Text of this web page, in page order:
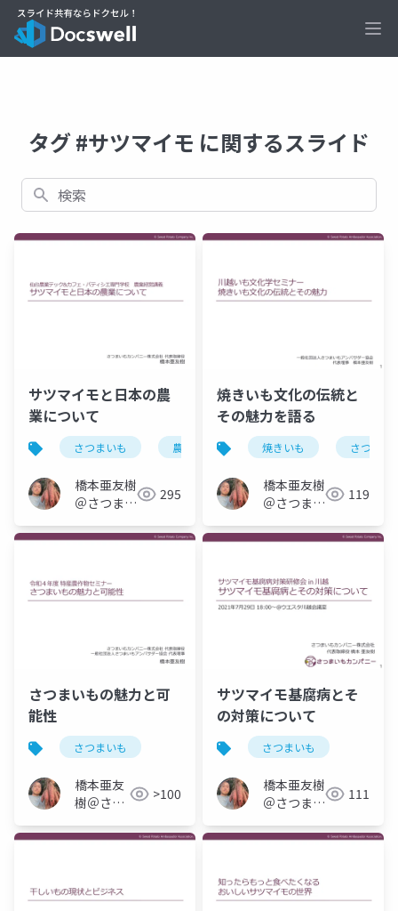
タグ #サツマイモ に関するスライド
検索
サツマイモと日本の農
業について
さつまいも 農業
橋本亜友樹
＠さつまい
295
焼きいも文化の伝統と
その魅力を語る
焼きいも さつまい
橋本亜友樹
＠さつまい
119
さつまいもの魅力と可
能性
さつまいも
橋本亜友
樹＠さつ
タク
>100
サツマイモ基腐病とそ
の対策について
さつまいも
橋本亜友樹
＠さつまい
111